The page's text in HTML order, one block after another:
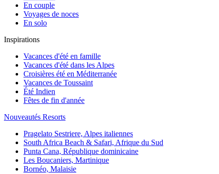
En couple
Voyages de noces
En solo
Inspirations
Vacances d'été en famille
Vacances d'été dans les Alpes
Croisières été en Méditerranée
Vacances de Toussaint
Été Indien
Fêtes de fin d'année
Nouveautés Resorts
Pragelato Sestriere, Alpes italiennes
South Africa Beach & Safari, Afrique du Sud
Punta Cana, République dominicaine
Les Boucaniers, Martinique
Bornéo, Malaisie